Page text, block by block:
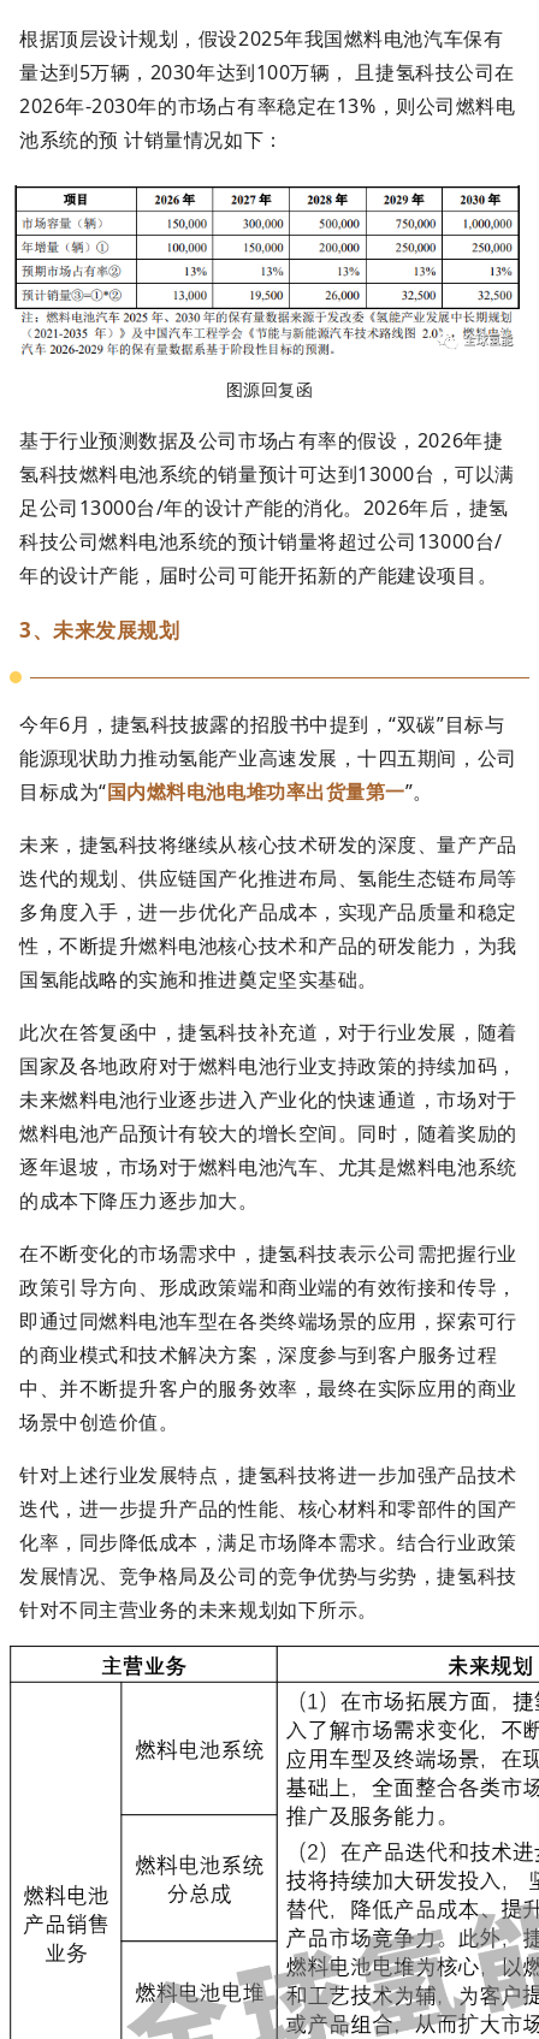
根据顶层设计规划，假设2025年我国燃料电池汽车保有
量达到5万辆，2030年达到100万辆， 且捷氢科技公司在
2026年-2030年的市场占有率稳定在13%，则公司燃料电
池系统的预 计销量情况如下：
图源回复函
基于行业预测数据及公司市场占有率的假设，2026年捷
氢科技燃料电池系统的销量预计可达到13000台，可以满
足公司13000台/年的设计产能的消化。2026年后，捷氢
科技公司燃料电池系统的预计销量将超过公司13000台/
年的设计产能，届时公司可能开拓新的产能建设项目。
3、未来发展规划
今年6月，捷氢科技披露的招股书中提到，“双碳”目标与
能源现状助力推动氢能产业高速发展，十四五期间，公司
目标成为“国内燃料电池电堆功率出货量第一”。
未来，捷氢科技将继续从核心技术研发的深度、量产产品
迭代的规划、供应链国产化推进布局、氢能生态链布局等
多角度入手，进一步优化产品成本，实现产品质量和稳定
性，不断提升燃料电池核心技术和产品的研发能力，为我
国氢能战略的实施和推进奠定坚实基础。
此次在答复函中，捷氢科技补充道，对于行业发展，随着
国家及各地政府对于燃料电池行业支持政策的持续加码，
未来燃料电池行业逐步进入产业化的快速通道，市场对于
燃料电池产品预计有较大的增长空间。同时，随着奖励的
逐年退坡，市场对于燃料电池汽车、尤其是燃料电池系统
的成本下降压力逐步加大。
在不断变化的市场需求中，捷氢科技表示公司需把握行业
政策引导方向、形成政策端和商业端的有效衔接和传导，
即通过同燃料电池车型在各类终端场景的应用，探索可行
的商业模式和技术解决方案，深度参与到客户服务过程
中、并不断提升客户的服务效率，最终在实际应用的商业
场景中创造价值。
针对上述行业发展特点，捷氢科技将进一步加强产品技术
迭代，进一步提升产品的性能、核心材料和零部件的国产
化率，同步降低成本，满足市场降本需求。结合行业政策
发展情况、竞争格局及公司的竞争优势与劣势，捷氢科技
针对不同主营业务的未来规划如下所示。